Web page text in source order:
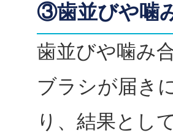
③歯並びや噛
歯並びや噛み
ブラシが届き
り、結果とし